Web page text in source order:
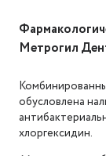
Метрогил
обусловлена
хлоргексидин.